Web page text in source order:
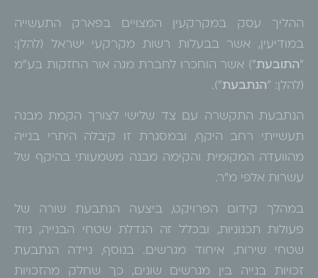
ההליך עסק במקרקעין המצויים בפארק התעשייה
במודיעין, אשר בבעלות רשות מקרקעי ישראל (להלן:
"התובעת") אשר הוחכרו לחברת מגה אור החזקות בע"מ
(להלן: "הנתבעת").
הנתבעת התקשרה עם צד שלישי לצורך הקמת מבנה
תעשייתי רחב היקף, ובמסגרת זו קיבלה היתרי בנייה
מהוועדה המקומית והקימה מבנה משמעותי בהיקף של
עשרות אלפי מ"ר.
במהלך קידום הפרויקט, ביצעה הנתבעת שורה של
פעולות תכנוניות, ובכלל זה הגדלת שטחי הבנייה, ניוד
שטחי שירות, איחוד מגרשים. בנוסף, ניידה הנתבעת
זכויות בנייה בין מגרשים שונים, כך שחלק מהזכויות